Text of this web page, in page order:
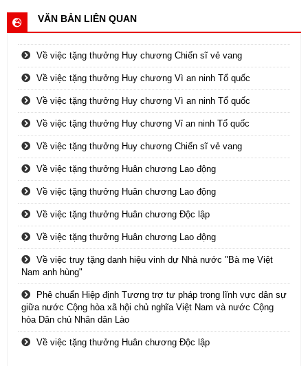
VĂN BẢN LIÊN QUAN
Về việc tặng thưởng Huy chương Chiến sĩ vẻ vang
Về việc tặng thưởng Huy chương Vì an ninh Tổ quốc
Về việc tặng thưởng Huy chương Vì an ninh Tổ quốc
Về việc tặng thưởng Huy chương Vỉ an ninh Tổ quốc
Về việc tặng thưởng Huy chương Chiến sĩ vẻ vang
Về việc tặng thưởng Huân chương Lao động
Về việc tặng thưởng Huân chương Lao động
Về việc tặng thưởng Huân chương Độc lập
Về việc tặng thưởng Huân chương Lao động
Về việc truy tặng danh hiệu vinh dự Nhà nước "Bà mẹ Việt
Nam anh hùng"
Phê chuẩn Hiệp định Tương trợ tư pháp trong lĩnh vực dân sự
giữa nước Cộng hòa xã hội chủ nghĩa Việt Nam và nước Cộng
hòa Dân chủ Nhân dân Lào
Về việc tặng thưởng Huân chương Độc lập